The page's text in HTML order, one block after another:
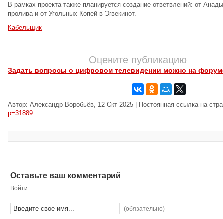
В рамках проекта также планируется создание ответвлений: от
пролива и от Угольных Копей в Эгвекинот.
Кабельщик
Оцените публикацию
Задать вопросы о цифровом телевидении можно на
Автор: Александр Воробьёв, 12 Окт 2025 | Постоянная ссылка на
p=31889
Оставьте ваш комментарий
Войти:
(обязательно)